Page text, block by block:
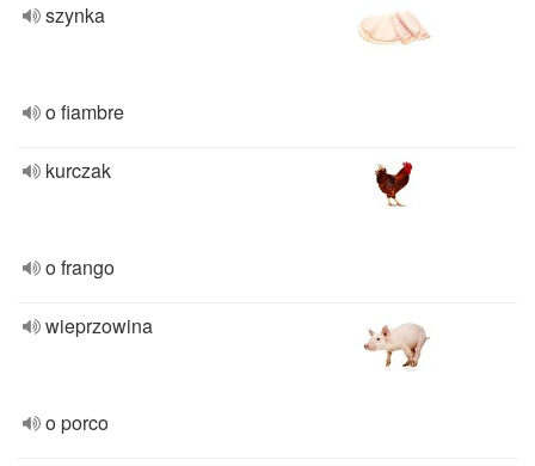
szynka
o fiambre
kurczak
o frango
wieprzowina
o porco